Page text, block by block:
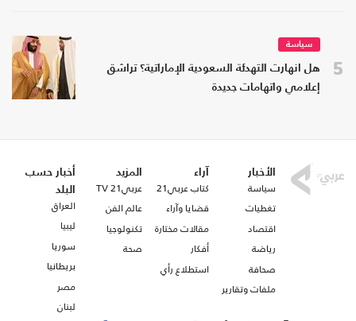
5
سياسة
هل انهارت التهدئة السعودية الإماراتية؟ تراشق
إعلامي واتهامات جديدة
الأخبار
سياسة
تغطيات
اقتصاد
رياضة
صحافة
ملفات وتقارير
آراء
كتاب عربي21
قضايا وآراء
مقالات مختارة
أفكار
استطلاع رأي
المزيد
عربي21 TV
عالم الفن
تكنولوجيا
صحة
أخبار حسب
البلد
العراق
ليبيا
سوريا
بريطانيا
مصر
لبنان